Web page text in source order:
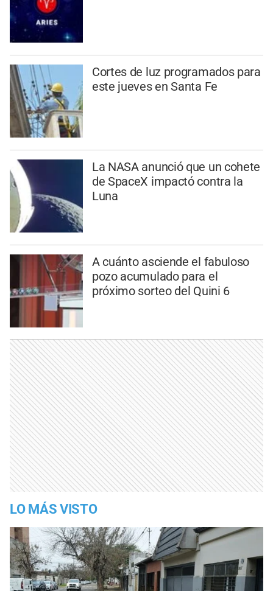
Cortes de luz programados para
este jueves en Santa Fe
La NASA anunció que un cohete
de SpaceX impactó contra la
Luna
A cuánto asciende el fabuloso
pozo acumulado para el
próximo sorteo del Quini 6
LO MÁS VISTO